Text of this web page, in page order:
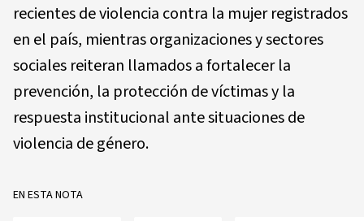
recientes de violencia contra la mujer registrados
en el país, mientras organizaciones y sectores
sociales reiteran llamados a fortalecer la
prevención, la protección de víctimas y la
respuesta institucional ante situaciones de
violencia de género.
EN ESTA NOTA